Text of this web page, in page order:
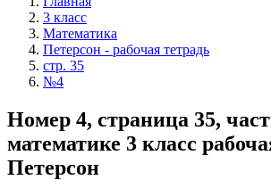
3 класс
Математика
Петерсон - рабочая тетрадь
стр. 35
№4
Номер 4, страница 35,
математике 3 класс
Петерсон